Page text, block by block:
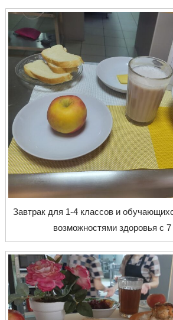
Завтрак для 1-4 классов и
возможностями здоровья с